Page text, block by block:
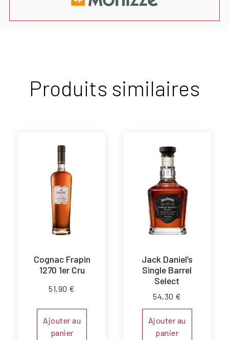
Produits similaires
Cognac Frapin
1270 1er Cru
51,90 €
Ajouter au
panier
Jack Daniel’s
Single Barrel
Select
54,30 €
Ajouter au
panier